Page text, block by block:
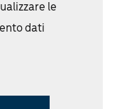
S.r.l.
Rimini
le
dati